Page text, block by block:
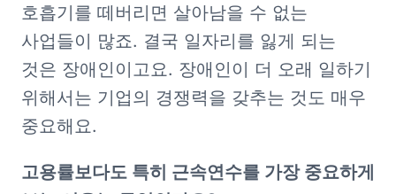
호흡기를 떼버리면 살아남을 수 없는
사업들이 많죠. 결국 일자리를 잃게 되는
것은 장애인이고요. 장애인이 더 오래 일하기
위해서는 기업의 경쟁력을 갖추는 것도 매우
중요해요.
고용률보다도 특히 근속연수를 가장 중요하게